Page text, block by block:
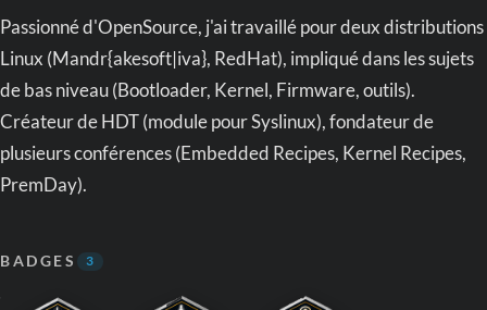
Passionné d'OpenSource, j'ai travaillé pour deux distributions
Linux (Mandr{akesoft|iva}, RedHat), impliqué dans les sujets
de bas niveau (Bootloader, Kernel, Firmware, outils).
Créateur de HDT (module pour Syslinux), fondateur de
plusieurs conférences (Embedded Recipes, Kernel Recipes,
PremDay).
BADGES 3